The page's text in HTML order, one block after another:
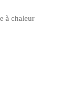
à chaleur